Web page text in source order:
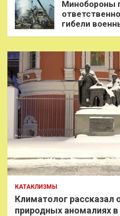
Минобороны
гибели
КАТАКЛИЗМЫ
Климатолог рассказал
природных аномалиях в